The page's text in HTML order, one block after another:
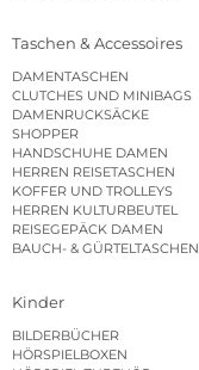
Taschen & Accessoires
DAMENTASCHEN
CLUTCHES UND MINIBAGS
DAMENRUCKSÄCKE
SHOPPER
HANDSCHUHE DAMEN
HERREN REISETASCHEN
KOFFER UND TROLLEYS
HERREN KULTURBEUTEL
REISEGEPÄCK DAMEN
BAUCH- & GÜRTELTASCHEN
Kinder
BILDERBÜCHER
HÖRSPIELBOXEN